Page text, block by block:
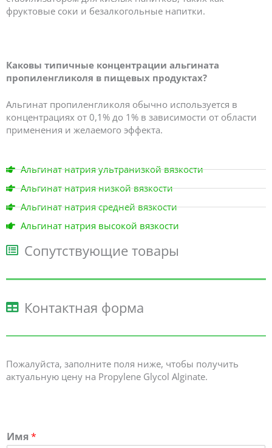
фруктовые соки и безалкогольные напитки.
Каковы типичные концентрации альгината
пропиленгликоля в пищевых продуктах?
Альгинат пропиленгликоля обычно используется в
концентрациях от 0,1% до 1% в зависимости от области
применения и желаемого эффекта.
Альгинат натрия ультранизкой вязкости
Альгинат натрия низкой вязкости
Альгинат натрия средней вязкости
Альгинат натрия высокой вязкости
Сопутствующие товары
Контактная форма
Пожалуйста, заполните поля ниже, чтобы получить
актуальную цену на Propylene Glycol Alginate.
Имя*